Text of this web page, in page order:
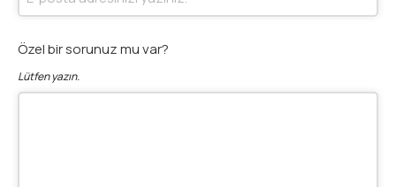
Özel bir sorunuz mu var?
Lütfen yazın.